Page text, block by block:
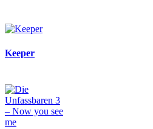
Keeper